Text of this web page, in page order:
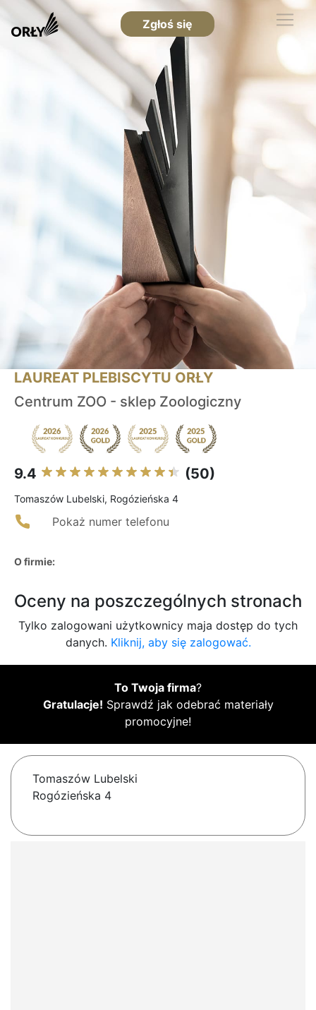
Zgłoś się
LAUREAT PLEBISCYTU ORŁY
Centrum ZOO - sklep Zoologiczny
9.4 (50)
Tomaszów Lubelski, Rogózieńska 4
Pokaż numer telefonu
O firmie:
Oceny na poszczególnych stronach
Tylko zalogowani użytkownicy maja dostęp do tych
danych. Kliknij, aby się zalogować.
To Twoja firma?
Gratulacje! Sprawdź jak odebrać materiały
promocyjne!
Tomaszów Lubelski
Rogózieńska 4